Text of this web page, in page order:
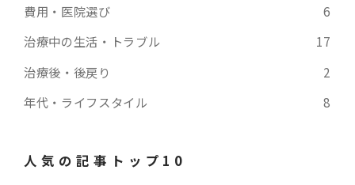
費用・医院選び
6
治療中の生活・トラブル
17
治療後・後戻り
2
年代・ライフスタイル
8
人気の記事トップ10